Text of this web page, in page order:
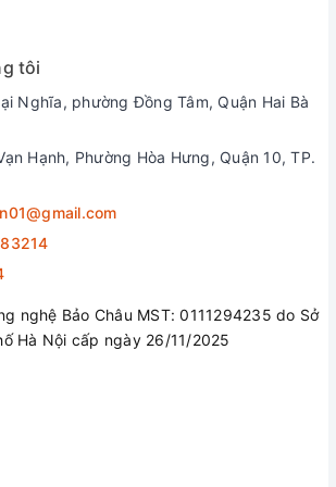
vời của ZenBook 14 UM425UA được thể
tối đa lên tới 16 tiếng sau một lần sạc
tôi
Nghĩa, phường Đồng Tâm, Quận Hai Bà
Hạnh, Phường Hòa Hưng, Quận 10, TP.
nghệ Bảo Châu MST: 0111294235 do Sở
Hà Nội cấp ngày 26/11/2025